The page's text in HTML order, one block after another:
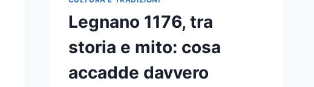
Legnano 1176, tra
storia e mito: cosa
accadde davvero